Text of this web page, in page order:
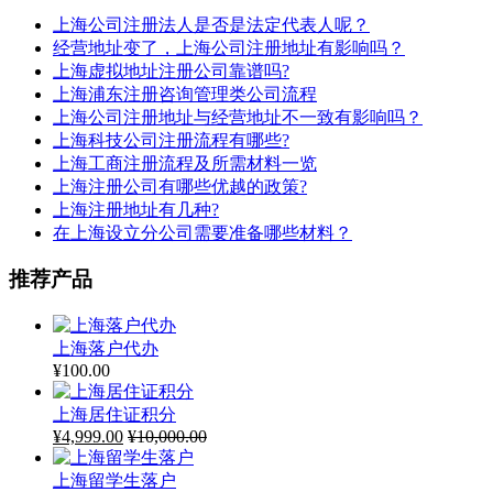
上海公司注册法人是否是法定代表人呢？
经营地址变了，上海公司注册地址有影响吗？
上海虚拟地址注册公司靠谱吗?
上海浦东注册咨询管理类公司流程
上海公司注册地址与经营地址不一致有影响吗？
上海科技公司注册流程有哪些?
上海工商注册流程及所需材料一览
上海注册公司有哪些优越的政策?
上海注册地址有几种?
在上海设立分公司需要准备哪些材料？
推荐产品
上海落户代办
¥100.00
上海居住证积分
¥4,999.00 ¥10,000.00
上海留学生落户